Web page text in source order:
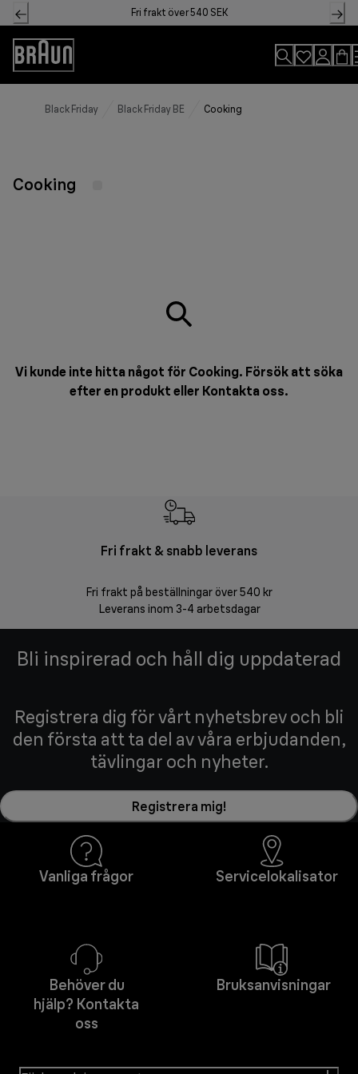
Skip
to
Content
Fri frakt över 540 SEK
Accessibility
Statement
Black Friday Black Friday BE Cooking
Cooking
Vi kunde inte hitta något för Cooking. Försök att söka
efter en produkt eller Kontakta oss.
Fri frakt & snabb leverans
Fri frakt på beställningar över 540 kr
Leverans inom 3-4 arbetsdagar
Bli inspirerad och håll dig uppdaterad
Registrera dig för vårt nyhetsbrev och bli
den första att ta del av våra erbjudanden,
tävlingar och nyheter.
Registrera mig!
Vanliga frågor Servicelokalisator
Behöver du
hjälp? Kontakta
oss
Bruksanvisningar